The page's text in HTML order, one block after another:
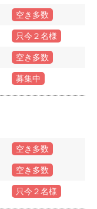
空き多数
只今２名様
空き多数
募集中
空き多数
空き多数
只今２名様